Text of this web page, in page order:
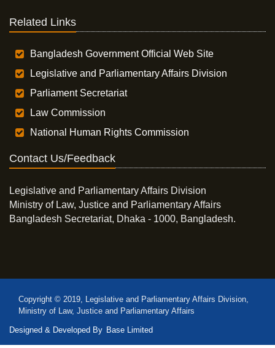
Related Links
Bangladesh Government Official Web Site
Legislative and Parliamentary Affairs Division
Parliament Secretariat
Law Commission
National Human Rights Commission
Contact Us/Feedback
Legislative and Parliamentary Affairs Division
Ministry of Law, Justice and Parliamentary Affairs
Bangladesh Secretariat, Dhaka - 1000, Bangladesh.
Copyright © 2019, Legislative and Parliamentary Affairs Division,
Ministry of Law, Justice and Parliamentary Affairs
Designed & Developed By Base Limited